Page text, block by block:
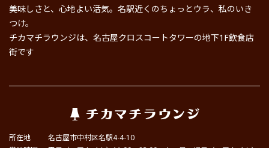
美味しさと、心地よい活気。名駅近くのちょっとウラ、私のいき
つけ。
チカマチラウンジは、名古屋クロスコートタワーの地下1F飲食店
街です
所在地
名古屋市中村区名駅4-4-10